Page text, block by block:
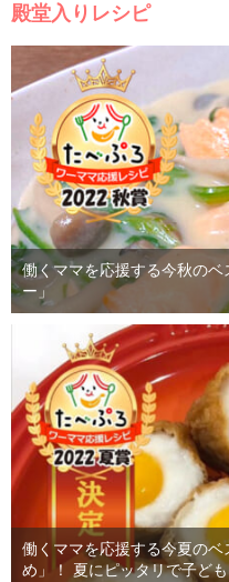
殿堂入りレシピ
働くママを応援する今秋の
ー」
働くママを応援する今夏の
め」！ 夏にピッタリで子ど